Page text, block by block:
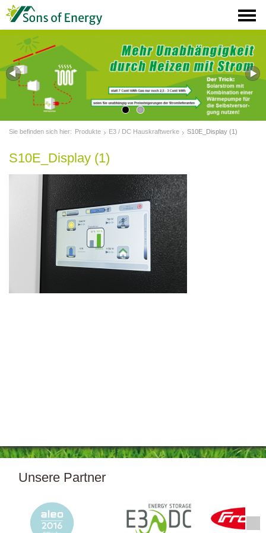
Sie befinden sich hier: Produkte E3 / DC Hauskraftwerke S10E_Display (1)
S10E_Display (1)
Unsere Partner